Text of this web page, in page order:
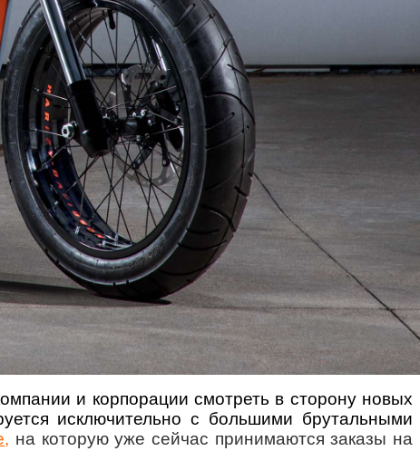
и корпорации смотреть в сторону новых
исключительно с большими брутальными
, на которую уже сейчас принимаются заказы на